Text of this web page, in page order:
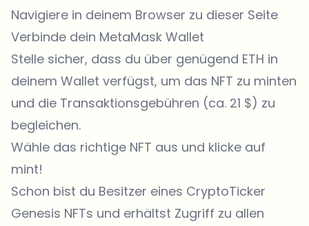
Navigiere in deinem Browser zu dieser Seite
Verbinde dein MetaMask Wallet
Stelle sicher, dass du über genügend ETH in
deinem Wallet verfügst, um das NFT zu minten
und die Transaktionsgebühren (ca. 21 $) zu
begleichen.
Wähle das richtige NFT aus und klicke auf
mint!
Schon bist du Besitzer eines CryptoTicker
Genesis NFTs und erhältst Zugriff zu allen